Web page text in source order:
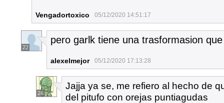
Vengadortoxico 05/12/2020 14:51:17
22
pero garlk tiene una trasformasion
alexelmejor 05/12/2020 17:13:28
26
Jajja ya se, me refiero al hecho de
del pitufo con orejas puntiagudas